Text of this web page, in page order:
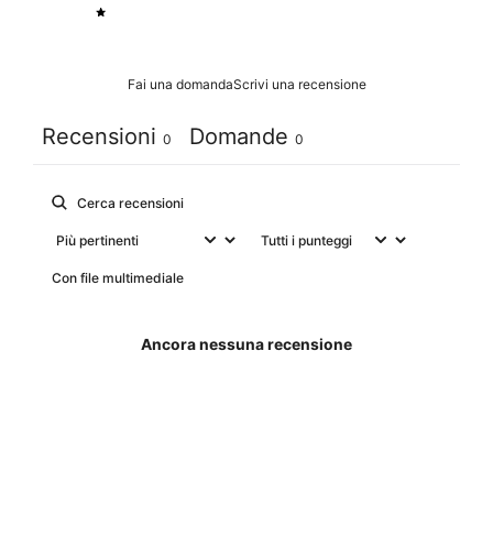
Fai una domandaScrivi una recensione
Recensioni 0 Domande 0
Con file multimediale
Ancora nessuna recensione